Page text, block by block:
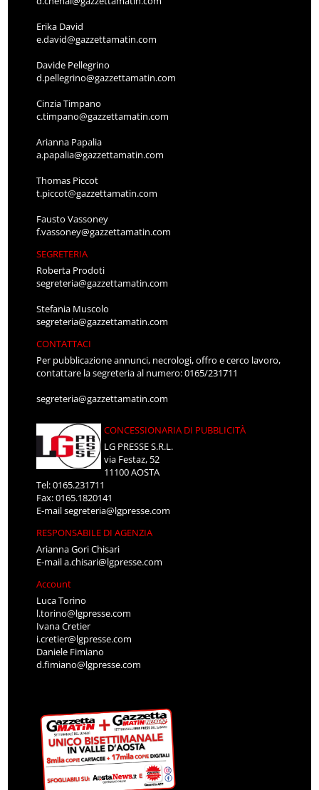
Erika David
e.david@gazzettamatin.com
Davide Pellegrino
d.pellegrino@gazzettamatin.com
Cinzia Timpano
c.timpano@gazzettamatin.com
Arianna Papalia
a.papalia@gazzettamatin.com
Thomas Piccot
t.piccot@gazzettamatin.com
Fausto Vassoney
f.vassoney@gazzettamatin.com
SEGRETERIA
Roberta Prodoti
segreteria@gazzettamatin.com
Stefania Muscolo
segreteria@gazzettamatin.com
CONTATTACI
Per pubblicazione annunci, necrologi, offro e cerco lavoro,
contattare la segreteria al numero: 0165/231711
segreteria@gazzettamatin.com
CONCESSIONARIA DI PUBBLICITÀ
LG PRESSE S.R.L.
via Festaz, 52
11100 AOSTA
Tel: 0165.231711
Fax: 0165.1820141
E-mailsegreteria@lgpresse.com
RESPONSABILE DI AGENZIA
Arianna Gori Chisari
E-maila.chisari@lgpresse.com
Account
Luca Torino
l.torino@lgpresse.com
Ivana Cretier
i.cretier@lgpresse.com
Daniele Fimiano
d.fimiano@lgpresse.com